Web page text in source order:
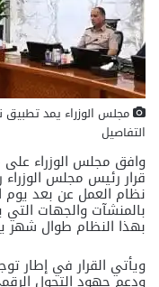
مجلس الوزراء يمد
التفاصيل
وافق مجلس الوزراء على
نظام العمل عن بعد يوم
بالمنشآت والجهات التي
بهذا النظام طوال شهر يوليو
ويأتي القرار في إطار
ودعم جهود التحول